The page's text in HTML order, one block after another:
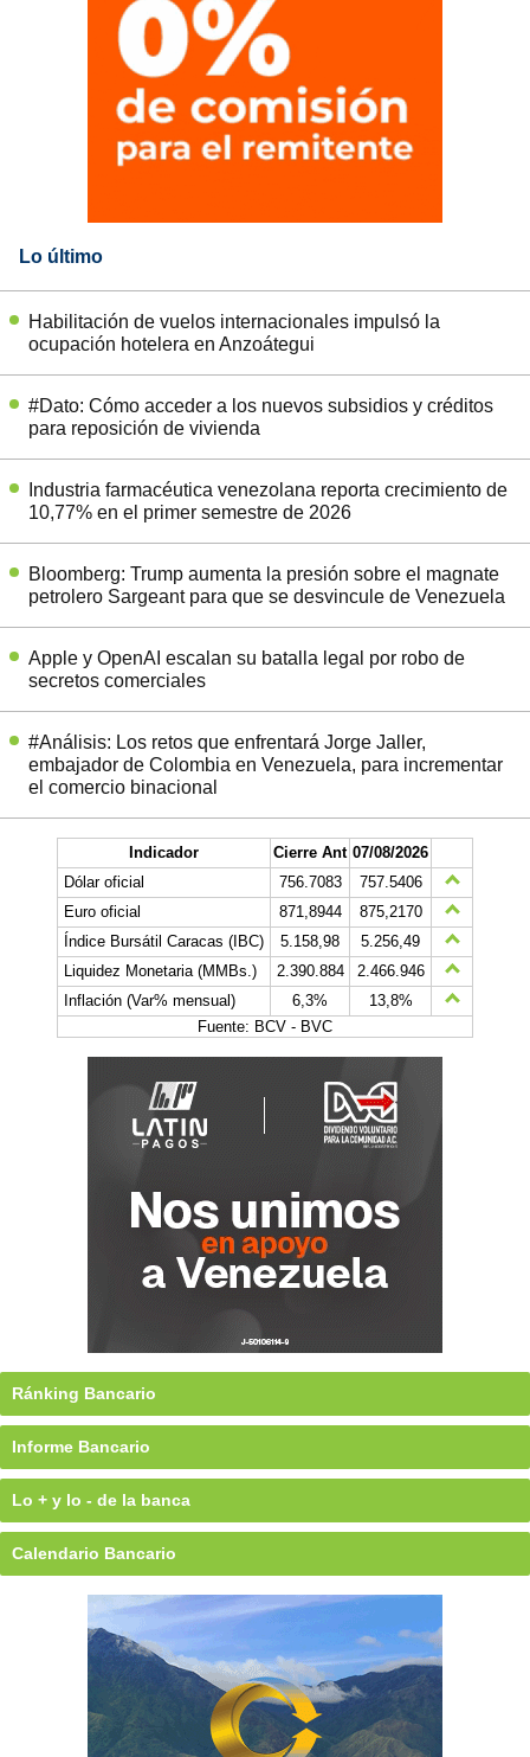
Lo último
Habilitación de vuelos internacionales impulsó la
ocupación hotelera en Anzoátegui
#Dato: Cómo acceder a los nuevos subsidios y créditos
para reposición de vivienda
Industria farmacéutica venezolana reporta crecimiento de
10,77% en el primer semestre de 2026
Bloomberg: Trump aumenta la presión sobre el magnate
petrolero Sargeant para que se desvincule de Venezuela
Apple y OpenAI escalan su batalla legal por robo de
secretos comerciales
#Análisis: Los retos que enfrentará Jorge Jaller,
embajador de Colombia en Venezuela, para incrementar
el comercio binacional
Indicador Cierre Ant 07/08/2026
Dólar oficial
756.7083
757.5406
Euro oficial
871,8944
875,2170
Índice Bursátil Caracas (IBC)
5.158,98
5.256,49
Liquidez Monetaria (MMBs.)
2.390.884
2.466.946
Inflación (Var% mensual)
6,3%
13,8%
Fuente: BCV - BVC
Ránking Bancario
Informe Bancario
Lo + y lo - de la banca
Calendario Bancario